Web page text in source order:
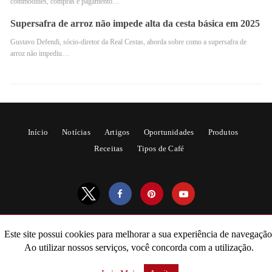
Originário do Japão, assim o Hario V60 é um método
sofisticado que utiliza um cone de cerâmica e um filtro
de papel especial. Dessa forma, o resultado é um café
4.Chemex
A Chemex é um elegante recipiente de vidro com
Supersafra de arroz não impede alta da cesta básica em 2025
Gustavo Defendi, sócio-diretor da Real Cestas, aborda sobre como a supersafra de
arroz não impediu…
Início Notícias Artigos Oportunidades
Produtos
Receitas
Tipos de Café
All Rights Reserved
Este site possui cookies para melhorar a sua experiência de
Ao utilizar nossos serviços, você concorda com a utilização.